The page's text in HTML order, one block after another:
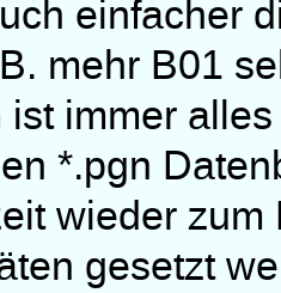
einfacher
mehr B01
immer
*.pgn
wieder
gesetzt